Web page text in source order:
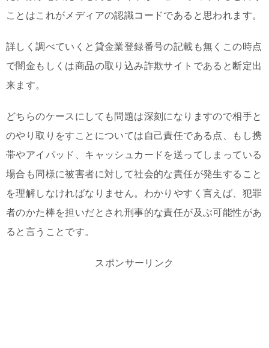
ことはこれがメディアの認識コードであると思われます。
詳しく調べていくと貸金業登録番号の記載も無くこの時点
で闇金もしくは商品の取り込み詐欺サイトであると断定出
来ます。
どちらのケースにしても問題は深刻になりますので相手と
のやり取りをすことについては自己責任である点、もし携
帯やアイパッド、キャッシュカードを送ってしまっている
場合も同様に被害者に対して社会的な責任が発生すること
を理解しなければなりません。わかりやすく言えば、犯罪
者のかた棒を担いだとされ刑事的な責任が及ぶ可能性があ
ると言うことです。
スポンサーリンク